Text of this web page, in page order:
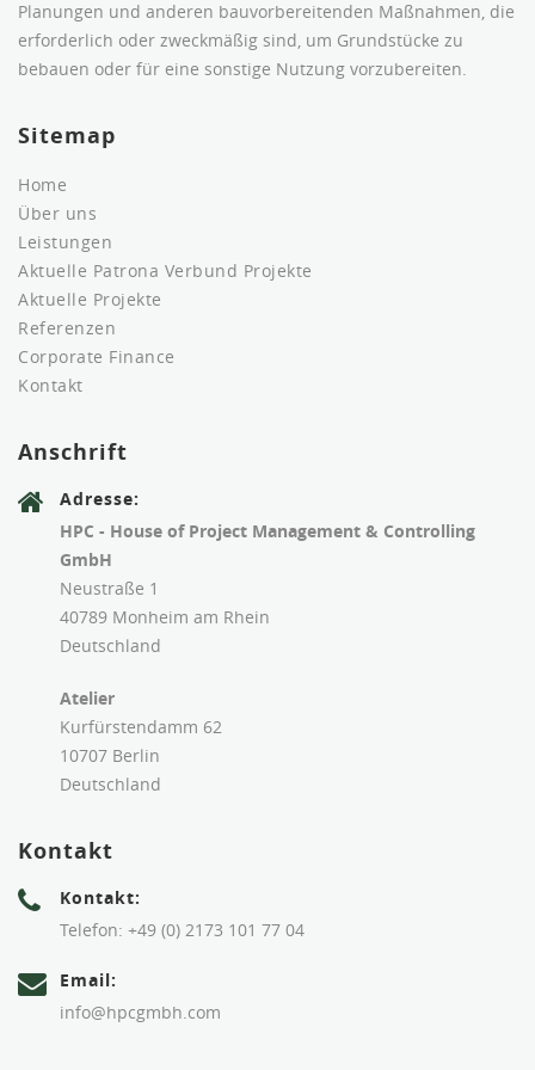
Planungen und anderen bauvorbereitenden Maßnahmen, die
erforderlich oder zweckmäßig sind, um Grundstücke zu
bebauen oder für eine sonstige Nutzung vorzubereiten.
Sitemap
Home
Über uns
Leistungen
Aktuelle Patrona Verbund Projekte
Aktuelle Projekte
Referenzen
Corporate Finance
Kontakt
Anschrift
Adresse:
HPC - House of Project Management & Controlling
GmbH
Neustraße 1
40789 Monheim am Rhein
Deutschland
Atelier
Kurfürstendamm 62
10707 Berlin
Deutschland
Kontakt
Kontakt:
Telefon: +49 (0) 2173 101 77 04
Email:
info@hpcgmbh.com